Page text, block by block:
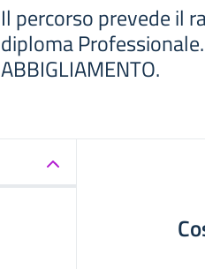
Il percorso prevede il
diploma
ABBIGLIAMENTO.